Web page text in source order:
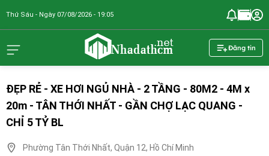
Thứ Sáu - Ngày 07/08/2026 - 19:05
Đăng tin
ĐẸP RẺ - XE HƠI NGỦ NHÀ - 2 TẦNG - 80M2 - 4M x
20m - TÂN THỚI NHẤT - GẦN CHỢ LẠC QUANG -
CHỈ 5 TỶ BL
Phường Tân Thới Nhất, Quận 12, Hồ Chí Minh